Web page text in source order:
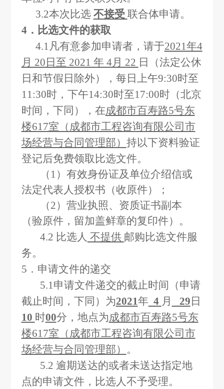
3.2本次比选 不接受 联合体申请。
4 ．比选文件的获取
4.1 凡有意参加申请者，请于2021年4
月 20日至 2021 年 4月 22 日（法定公休
日和节假日除外），每日上午9:30时至
11:30时，下午14:30时至17:00时（北京
时间，下同），在成都市百寿路5号东
楼617室（成都市工程咨询有限公司市
场经营与合同管理部） 持以下资料验证
登记后免费领取比选文件。
（1）有效身份证及单位介绍信或
法定代表人授权书（收原件）；
（2）营业执照、资质证书副本
（验原件，留加盖鲜章的复印件）。
4.2 比选人 不提供 邮购比选文件服
务。
5 ．申请文件的递交
5.1申请文件递交的截止时间（申请
截止时间，下同）为2021年 4 月 29 日
10 时00分，地点为成都市百寿路5号东
楼617室（成都市工程咨询有限公司市
场经营与合同管理部）
。
5.2 逾期送达的或者未送达指定地
点的申请文件，比选人不予受理。